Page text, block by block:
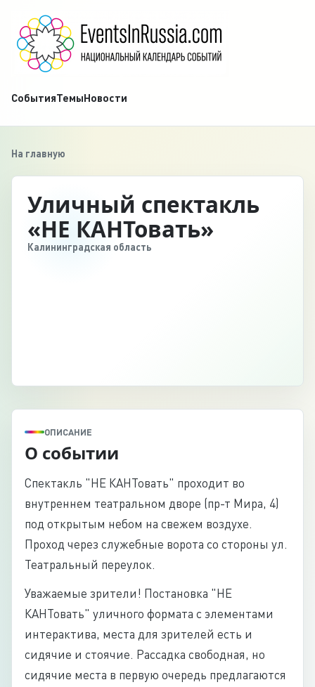
СобытияТемыНовости
На главную
Уличный спектакль
«НЕ КАНТовать»
Калининградская область
ОПИСАНИЕ
О событии
Спектакль "НЕ КАНТовать" проходит во
внутреннем театральном дворе (пр-т Мира, 4)
под открытым небом на свежем воздухе.
Проход через служебные ворота со стороны ул.
Театральный переулок.
Уважаемые зрители! Постановка "НЕ
КАНТовать" уличного формата с элементами
интерактива, места для зрителей есть и
сидячие и стоячие. Рассадка свободная, но
сидячие места в первую очередь предлагаются